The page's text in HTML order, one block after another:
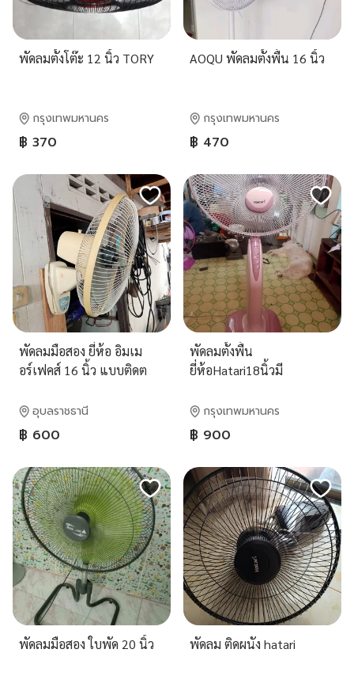
พัดลมตั้งโต๊ะ 12 นิ้ว TORY
กรุงเทพมหานคร
฿ 370
AOQU พัดลมตั้งพื้น 16 นิ้ว
กรุงเทพมหานคร
฿ 470
พัดลมมือสอง ยี่ห้อ อิมเม
อร์เฟคส์ 16 นิ้ว แบบติดต
อุบลราชธานี
฿ 600
พัดลมตั้งพื้น
ยี่ห้อHatari18นิ้วมี
กรุงเทพมหานคร
฿ 900
พัดลมมือสอง ใบพัด 20 นิ้ว พัดลม ติดผนัง hatari